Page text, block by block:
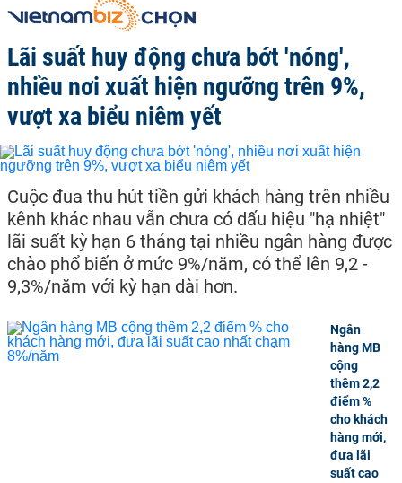
Lãi suất huy động chưa bớt 'nóng',
nhiều nơi xuất hiện ngưỡng trên 9%,
vượt xa biểu niêm yết
Cuộc đua thu hút tiền gửi khách hàng trên nhiều
kênh khác nhau vẫn chưa có dấu hiệu "hạ nhiệt"
lãi suất kỳ hạn 6 tháng tại nhiều ngân hàng được
chào phổ biến ở mức 9%/năm, có thể lên 9,2 -
9,3%/năm với kỳ hạn dài hơn.
Ngân
hàng MB
cộng
thêm 2,2
điểm %
cho khách
hàng mới,
đưa lãi
suất cao